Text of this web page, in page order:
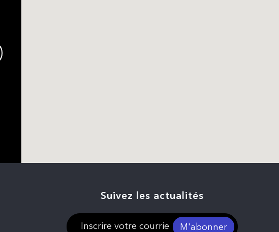
Suivez les actualités
M'abonner